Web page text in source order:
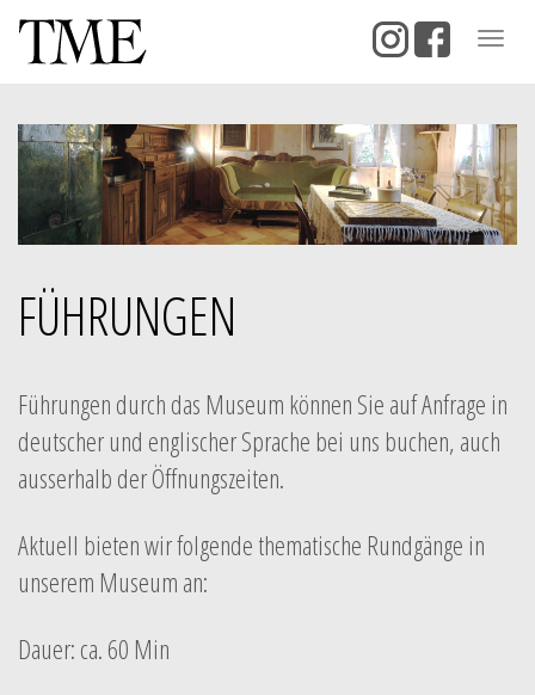
FÜHRUNGEN
Führungen durch das Museum können Sie auf Anfrage in
deutscher und englischer Sprache bei uns buchen, auch
ausserhalb der Öffnungszeiten.
Aktuell bieten wir folgende thematische Rundgänge in
unserem Museum an:
Dauer: ca. 60 Min